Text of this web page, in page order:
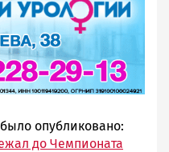
было опубликовано:
до Чемпионата